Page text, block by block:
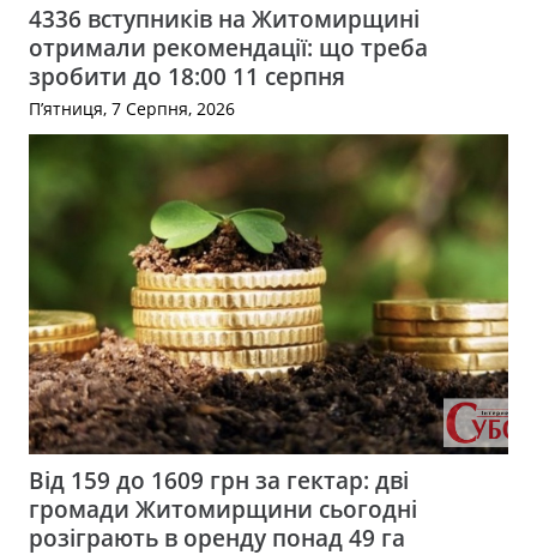
4336 вступників на Житомирщині
отримали рекомендації: що треба
зробити до 18:00 11 серпня
П’ятниця, 7 Серпня, 2026
Від 159 до 1609 грн за гектар: дві
громади Житомирщини сьогодні
розіграють в оренду понад 49 га